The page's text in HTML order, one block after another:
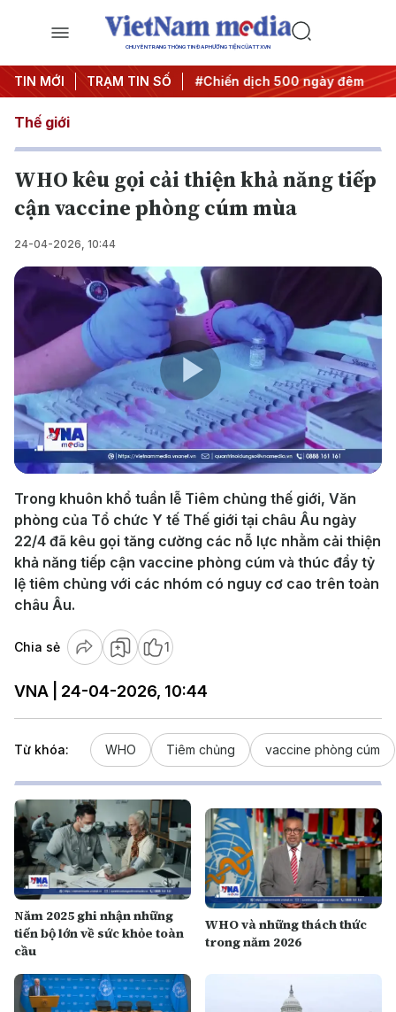
CHUYÊN TRANG THÔNG TIN ĐA PHƯƠNG TIỆN CỦA TTXVN
TIN MỚI TRẠM TIN SỐ
quyết thành hành động #Chiến dịch 500 ngày đêm
Thế giới
WHO kêu gọi cải thiện khả năng tiếp
cận vaccine phòng cúm mùa
24-04-2026, 10:44
Play
Video
Trong khuôn khổ tuần lễ Tiêm chủng thế giới, Văn
phòng của Tổ chức Y tế Thế giới tại châu Âu ngày
22/4 đã kêu gọi tăng cường các nỗ lực nhằm cải thiện
khả năng tiếp cận vaccine phòng cúm và thúc đẩy tỷ
lệ tiêm chủng với các nhóm có nguy cơ cao trên toàn
châu Âu.
Chia sẻ 1
VNA | 24-04-2026, 10:44
Từ khóa: WHO Tiêm chủng vaccine phòng cúm
Năm 2025 ghi nhận những
tiến bộ lớn về sức khỏe toàn
cầu
WHO và những thách thức
trong năm 2026